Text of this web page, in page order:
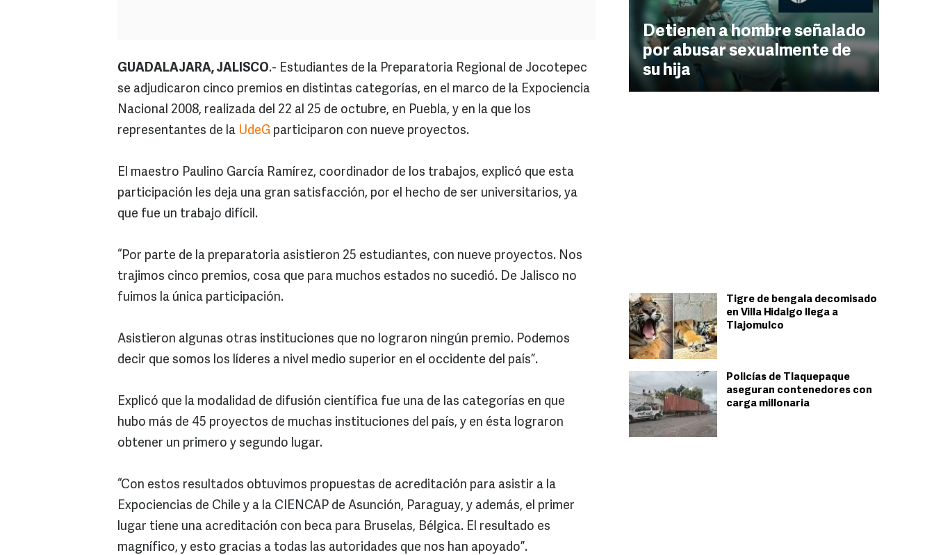
Detienen a hombre señalado
por abusar sexualmente de
su hija
Tigre de bengala decomisado
en Villa Hidalgo llega a
Tlajomulco
Policías de Tlaquepaque
aseguran contenedores con
carga millonaria
GUADALAJARA, JALISCO.- Estudiantes de la Preparatoria Regional de Jocotepec
se adjudicaron cinco premios en distintas categorías, en el marco de la Expociencia
Nacional 2008, realizada del 22 al 25 de octubre, en Puebla, y en la que los
representantes de la UdeG participaron con nueve proyectos.
El maestro Paulino García Ramírez, coordinador de los trabajos, explicó que esta
participación les deja una gran satisfacción, por el hecho de ser universitarios, ya
que fue un trabajo difícil.
“Por parte de la preparatoria asistieron 25 estudiantes, con nueve proyectos. Nos
trajimos cinco premios, cosa que para muchos estados no sucedió. De Jalisco no
fuimos la única participación.
Asistieron algunas otras instituciones que no lograron ningún premio. Podemos
decir que somos los líderes a nivel medio superior en el occidente del país”.
Explicó que la modalidad de difusión científica fue una de las categorías en que
hubo más de 45 proyectos de muchas instituciones del país, y en ésta lograron
obtener un primero y segundo lugar.
“Con estos resultados obtuvimos propuestas de acreditación para asistir a la
Expociencias de Chile y a la CIENCAP de Asunción, Paraguay, y además, el primer
lugar tiene una acreditación con beca para Bruselas, Bélgica. El resultado es
magnífico, y esto gracias a todas las autoridades que nos han apoyado”.